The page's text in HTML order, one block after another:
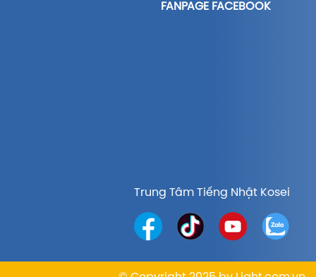
FANPAGE FACEBOOK
Trung Tâm Tiếng Nhật Kosei